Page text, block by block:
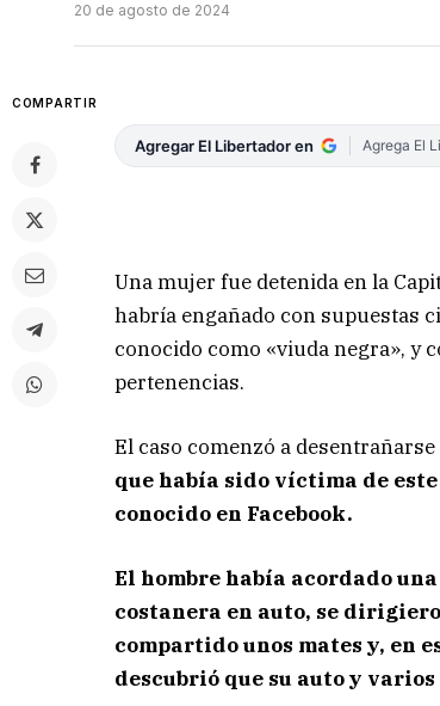
20 de agosto de 2024
COMPARTIR
Agregar El Libertador en Agrega El
Una mujer fue detenida en la
habría engañado con supuestas
conocido como «viuda negra», y
pertenencias.
El caso comenzó a
que había sido víctima de
conocido en Facebook.
El hombre había acordado
costanera en auto, se
compartido unos mates y, en
descubrió que su auto y